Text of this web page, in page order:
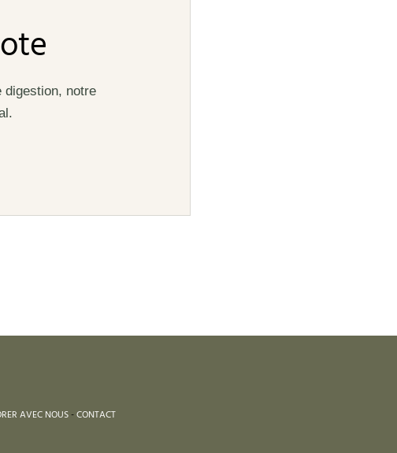
digestion, notre
AVEC NOUS-CONTACT